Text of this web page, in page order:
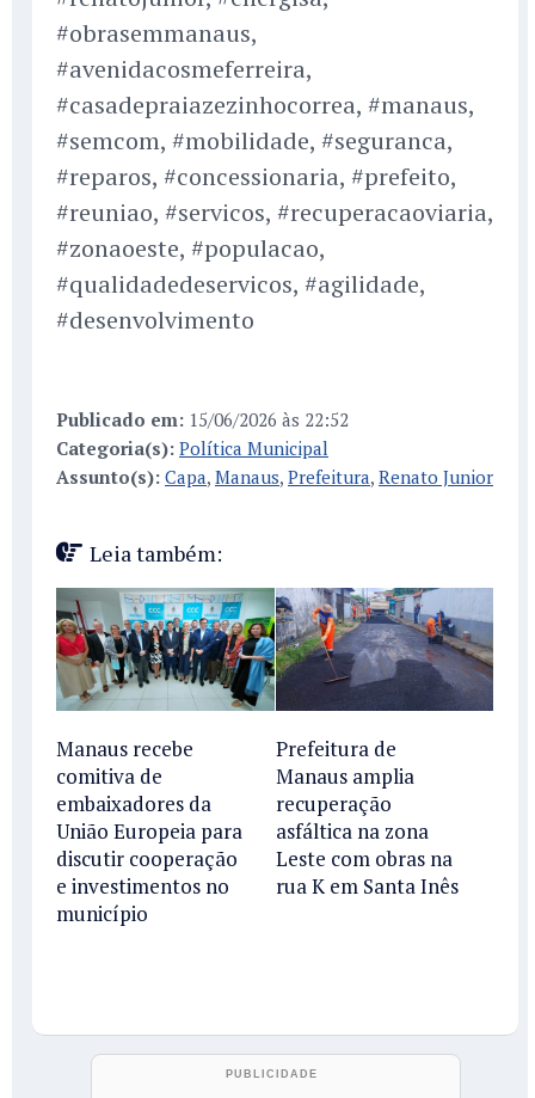
#obrasemmanaus,
#avenidacosmeferreira,
#casadepraiazezinhocorrea, #manaus,
#semcom, #mobilidade, #seguranca,
#reparos, #concessionaria, #prefeito,
#reuniao, #servicos, #recuperacaoviaria,
#zonaoeste, #populacao,
#qualidadedeservicos, #agilidade,
#desenvolvimento
Publicado em: 15/06/2026 às 22:52
Categoria(s): Política Municipal
Assunto(s): Capa, Manaus, Prefeitura, Renato Junior
Leia também:
Manaus recebe
comitiva de
embaixadores da
União Europeia para
discutir cooperação
e investimentos no
município
Prefeitura de
Manaus amplia
recuperação
asfáltica na zona
Leste com obras na
rua K em Santa Inês